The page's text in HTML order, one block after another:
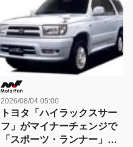
日？8月6日】
2026/08/04 05:00
トヨタ「ハイラックスサー
フ」がマイナーチェンジで
「スポーツ・ランナー」を